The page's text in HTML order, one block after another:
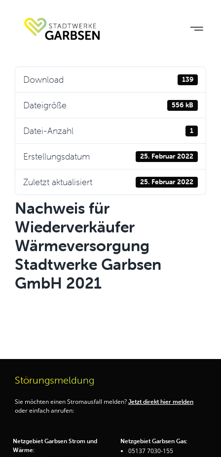
springen
Download 139
Dateigröße 556 kB
Datei-Anzahl 1
Erstellungsdatum 25. Februar 2022
Zuletzt aktualisiert 25. Februar 2022
Nachweis für
Wiederverkäufer
Wärmeversorgung
Stadtwerke Garbsen
GmbH 2021
Störungsmeldung
Sie möchten einen Stromausfall melden? Jetzt direkt hier melden
oder einfach anrufen:
Netzgebiet Garbsen Strom und
Wärme:
Netzgebiet Garbsen Gas:
05137 7030-155